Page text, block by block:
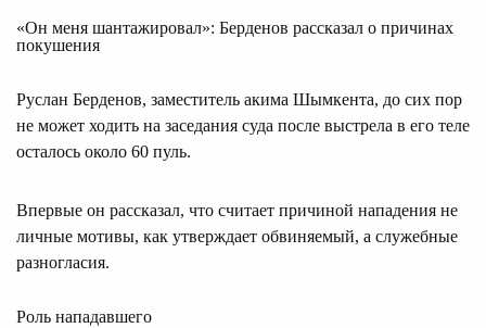
«Он меня шантажировал»: Берденов рассказал о причинах
покушения
Руслан Берденов, заместитель акима Шымкента, до сих пор
не может ходить на заседания суда после выстрела в его теле
осталось около 60 пуль.
Впервые он рассказал, что считает причиной нападения не
личные мотивы, как утверждает обвиняемый, а служебные
разногласия.
Роль нападавшего